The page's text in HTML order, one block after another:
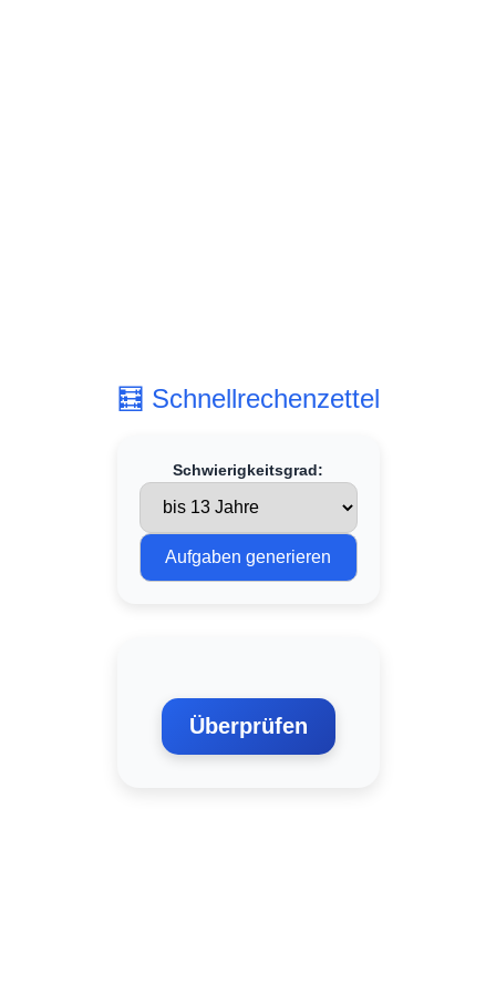
🧮 Schnellrechenzettel
Schwierigkeitsgrad:
Aufgaben generieren
Überprüfen